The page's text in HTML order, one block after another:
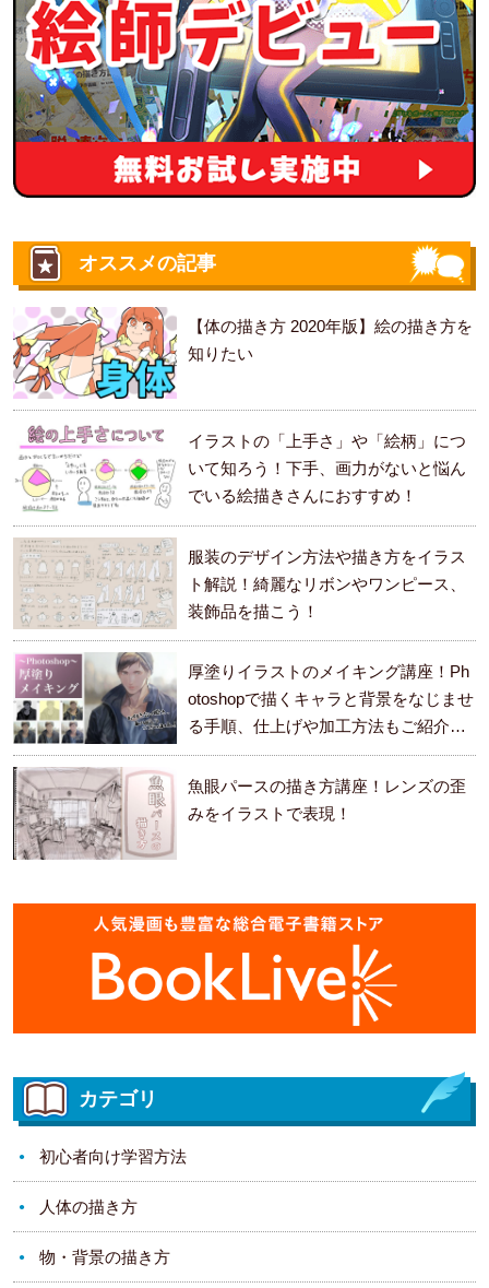
オススメの記事
【体の描き方 2020年版】絵の描き方を
知りたい
イラストの「上手さ」や「絵柄」につ
いて知ろう！下手、画力がないと悩ん
でいる絵描きさんにおすすめ！
服装のデザイン方法や描き方をイラス
ト解説！綺麗なリボンやワンピース、
装飾品を描こう！
厚塗りイラストのメイキング講座！Ph
otoshopで描くキャラと背景をなじませ
る手順、仕上げや加工方法もご紹介し
ます。
魚眼パースの描き方講座！レンズの歪
みをイラストで表現！
カテゴリ
初心者向け学習方法
人体の描き方
物・背景の描き方